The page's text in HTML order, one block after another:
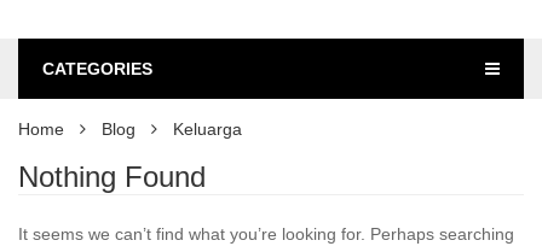
CATEGORIES
Home Blog Keluarga
Nothing Found
It seems we can’t find what you’re looking for. Perhaps searching